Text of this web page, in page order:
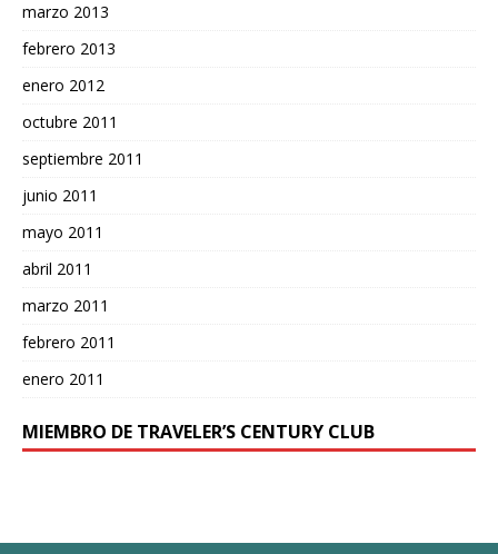
marzo 2013
febrero 2013
enero 2012
octubre 2011
septiembre 2011
junio 2011
mayo 2011
abril 2011
marzo 2011
febrero 2011
enero 2011
MIEMBRO DE TRAVELER’S CENTURY CLUB